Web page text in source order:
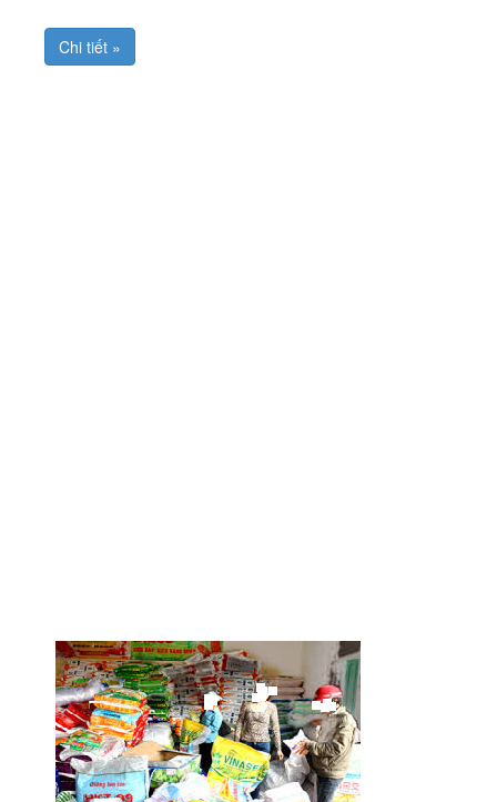
Chi tiết »